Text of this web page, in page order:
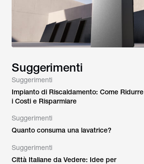
Suggerimenti
Suggerimenti
Impianto di Riscaldamento: Come Ridurre
i Costi e Risparmiare
Suggerimenti
Quanto consuma una lavatrice?
Suggerimenti
Città Italiane da Vedere: Idee per